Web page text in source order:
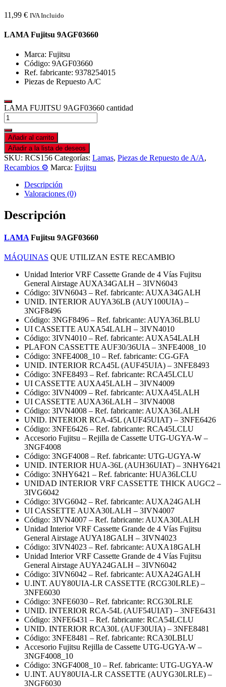
11,99 € IVA Incluido
LAMA Fujitsu 9AGF03660
Marca: Fujitsu
Código: 9AGF03660
Ref. fabricante: 9378254015
Piezas de Repuesto A/C
LAMA FUJITSU 9AGF03660 cantidad
Añadir al carrito
Añadir a la lista de deseos
SKU: RCS156 Categorías: Lamas, Piezas de Repuesto de A/A,
Recambios ⚙️ Marca: Fujitsu
Descripción
Valoraciones (0)
Descripción
LAMA Fujitsu 9AGF03660
MÁQUINAS QUE UTILIZAN ESTE RECAMBIO
Unidad Interior VRF Cassette Grande de 4 Vías Fujitsu
General Airstage AUXA34GALH – 3IVN6043
Código: 3IVN6043 – Ref. fabricante: AUXA34GALH
UNID. INTERIOR AUYA36LB (AUY100UIA) –
3NGF8496
Código: 3NGF8496 – Ref. fabricante: AUYA36LBLU
UI CASSETTE AUXA54LALH – 3IVN4010
Código: 3IVN4010 – Ref. fabricante: AUXA54LALH
PLAFON CASSETTE AUF30/36UIA – 3NFE4008_10
Código: 3NFE4008_10 – Ref. fabricante: CG-GFA
UNID. INTERIOR RCA45L (AUF45UIA) – 3NFE8493
Código: 3NFE8493 – Ref. fabricante: RCA45LCLU
UI CASSETTE AUXA45LALH – 3IVN4009
Código: 3IVN4009 – Ref. fabricante: AUXA45LALH
UI CASSETTE AUXA36LALH – 3IVN4008
Código: 3IVN4008 – Ref. fabricante: AUXA36LALH
UNID. INTERIOR RCA-45L (AUF45UIAT) – 3NFE6426
Código: 3NFE6426 – Ref. fabricante: RCA45LCLU
Accesorio Fujitsu – Rejilla de Cassette UTG-UGYA-W –
3NGF4008
Código: 3NGF4008 – Ref. fabricante: UTG-UGYA-W
UNID. INTERIOR HUA-36L (AUH36UIAT) – 3NHY6421
Código: 3NHY6421 – Ref. fabricante: HUA36LCLU
UNIDAD INTERIOR VRF CASSETTE THICK AUGC2 –
3IVG6042
Código: 3IVG6042 – Ref. fabricante: AUXA24GALH
UI CASSETTE AUXA30LALH – 3IVN4007
Código: 3IVN4007 – Ref. fabricante: AUXA30LALH
Unidad Interior VRF Cassette Grande de 4 Vías Fujitsu
General Airstage AUYA18GALH – 3IVN4023
Código: 3IVN4023 – Ref. fabricante: AUXA18GALH
Unidad Interior VRF Cassette Grande de 4 Vías Fujitsu
General Airstage AUYA24GALH – 3IVN6042
Código: 3IVN6042 – Ref. fabricante: AUXA24GALH
U.INT. AUY80UIA-LR CASSETTE (RCG30LRLE) –
3NFE6030
Código: 3NFE6030 – Ref. fabricante: RCG30LRLE
UNID. INTERIOR RCA-54L (AUF54UIAT) – 3NFE6431
Código: 3NFE6431 – Ref. fabricante: RCA54LCLU
UNID. INTERIOR RCA30L (AUF30UIA) – 3NFE8481
Código: 3NFE8481 – Ref. fabricante: RCA30LBLU
Accesorio Fujitsu Rejilla de Cassette UTG-UGYA-W –
3NGF4008_10
Código: 3NGF4008_10 – Ref. fabricante: UTG-UGYA-W
U.INT. AUY80UIA-LR CASSETTE (AUYG30LRLE) –
3NGF6030